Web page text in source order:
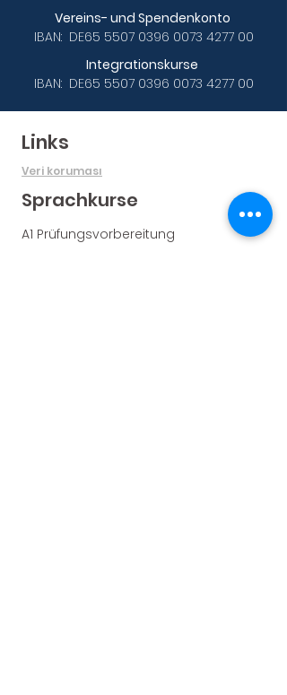
Vereins- und Spendenkonto
IBAN: DE65 5507 0396 0073 427700
Integrationskurse
IBAN: DE65 5507 0396 0073 427700
Links
Veri koruması
Sprachkurse
A1 Prüfungsvorbereitung